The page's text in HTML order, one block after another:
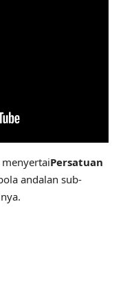
Persatuan
andalan sub-